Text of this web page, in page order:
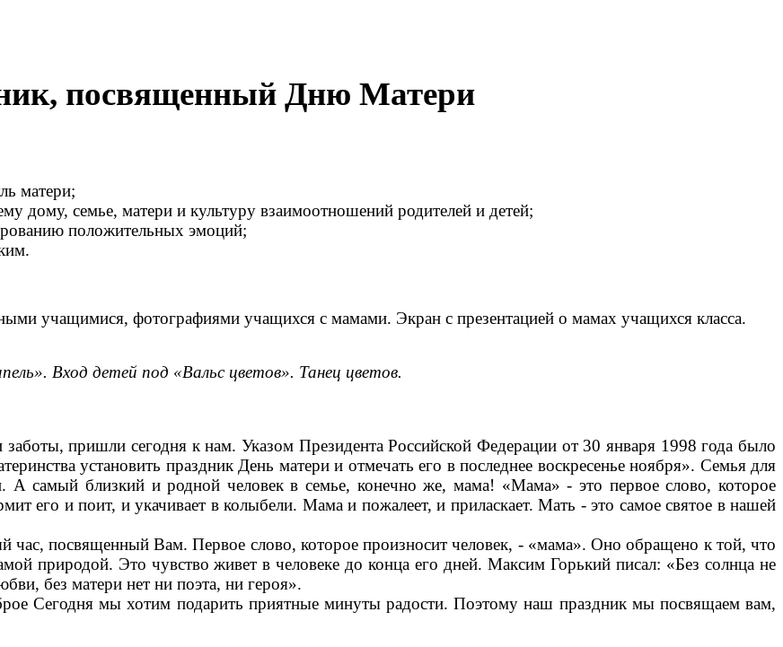
посвященный Дню Матери
матери;
дому, семье, матери и культуру взаимоотношений родителей и детей;
положительных эмоций;
учащимися, фотографиями учащихся с мамами. Экран с презентацией о мамах учащихся класса.
Вход детей под «Вальс цветов». Танец цветов.
пришли сегодня к нам. Указом Президента Российской Федерации от 30 января 1998 года было
установить праздник День матери и отмечать его в последнее воскресенье ноября». Семья для
А самый близкий и родной человек в семье, конечно же, мама! «Мама» - это первое слово, которое
его и поит, и укачивает в колыбели. Мама и пожалеет, и приласкает. Мать - это самое святое в нашей
час, посвященный Вам. Первое слово, которое произносит человек, - «мама». Оно обращено к той, что
природой. Это чувство живет в человеке до конца его дней. Максим Горький писал: «Без солнца не
без матери нет ни поэта, ни героя».
Сегодня мы хотим подарить приятные минуты радости. Поэтому наш праздник мы посвящаем вам,